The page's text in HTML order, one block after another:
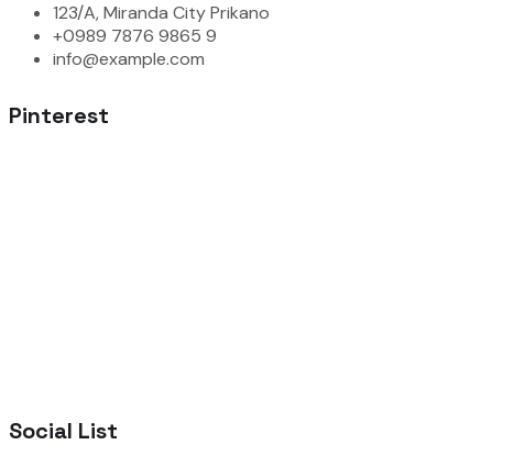
123/A, Miranda City Prikano
+0989 7876 9865 9
info@example.com
Pinterest
Social List